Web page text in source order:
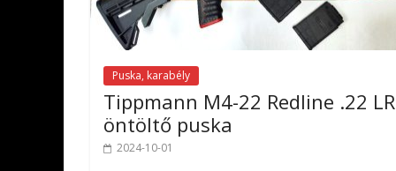
Puska, karabély
Tippmann M4-22 Redline .22 LR
öntöltő puska
2024-10-01